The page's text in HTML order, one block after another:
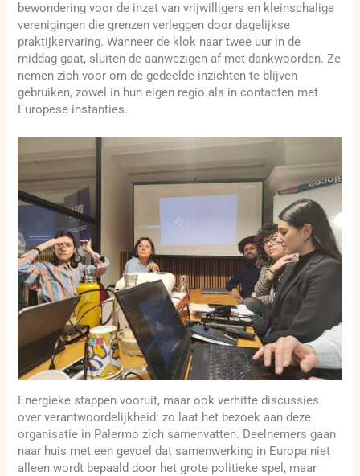
bewondering voor de inzet van vrijwilligers en kleinschalige
verenigingen die grenzen verleggen door dagelijkse
praktijkervaring. Wanneer de klok naar twee uur in de
middag gaat, sluiten de aanwezigen af met dankwoorden. Ze
nemen zich voor om de gedeelde inzichten te blijven
gebruiken, zowel in hun eigen regio als in contacten met
Europese instanties.
Energieke stappen vooruit, maar ook verhitte discussies
over verantwoordelijkheid: zo laat het bezoek aan deze
organisatie in Palermo zich samenvatten. Deelnemers gaan
naar huis met een gevoel dat samenwerking in Europa niet
alleen wordt bepaald door het grote politieke spel, maar